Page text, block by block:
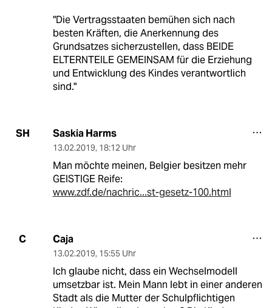
"Die Vertragsstaaten bemühen sich nach
besten Kräften, die Anerkennung des
Grundsatzes sicherzustellen, dass BEIDE
ELTERNTEILE GEMEINSAM für die Erziehung
und Entwicklung des Kindes verantwortlich
sind."
SH Saskia Harms
13.02.2019, 18:12 Uhr
Man möchte meinen, Belgier besitzen mehr
GEISTIGE Reife:
www.zdf.de/nachric...st-gesetz-100.html
C Caja
13.02.2019, 15:55 Uhr
Ich glaube nicht, dass ein Wechselmodell
umsetzbar ist. Mein Mann lebt in einer anderen
Stadt als die Mutter der Schulpflichtigen